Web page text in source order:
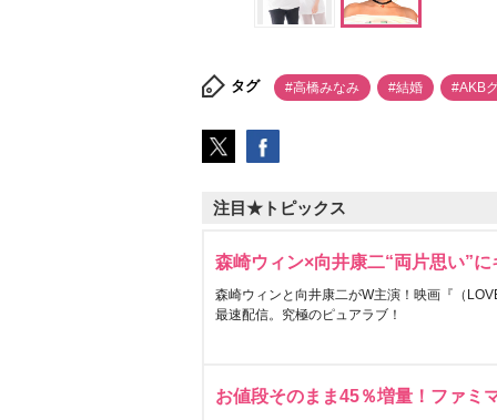
タグ #高橋みなみ #結婚 #AKB
注目★トピックス
森崎ウィン×向井康二“両片思い”
森崎ウィンと向井康二がW主演！映画『（
最速配信。究極のピュアラブ！
お値段そのまま45％増量！ファミ